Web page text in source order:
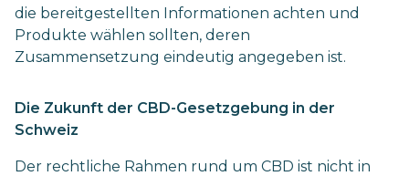
die bereitgestellten Informationen achten und
Produkte wählen sollten, deren
Zusammensetzung eindeutig angegeben ist.
Die Zukunft der CBD-Gesetzgebung in der
Schweiz
Der rechtliche Rahmen rund um CBD ist nicht in